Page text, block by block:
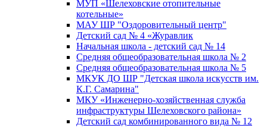
МУП «Шелеховские отопительные
котельные»
МАУ ШР "Оздоровительный центр"
Детский сад № 4 «Журавлик
Начальная школа - детский сад № 14
Средняя общеобразовательная школа № 2
Средняя общеобразовательная школа № 5
МКУК ДО ШР "Детская школа искусств им.
К.Г. Самарина"
МКУ «Инженерно-хозяйственная служба
инфраструктуры Шелеховского района»
Детский сад комбинированного вида № 12